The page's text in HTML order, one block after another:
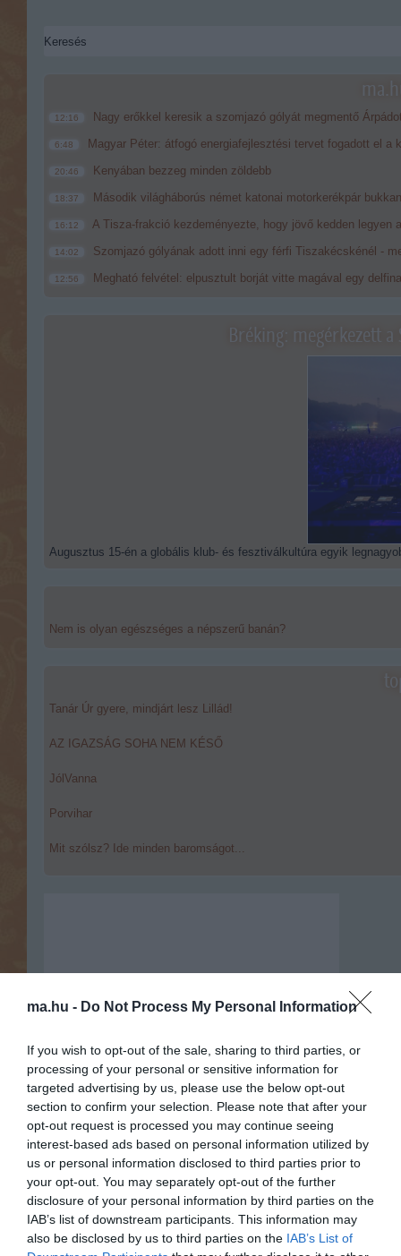
ma.hu - Do Not Process My Personal Information
If you wish to opt-out of the sale, sharing to third parties, or
processing of your personal or sensitive information for
targeted advertising by us, please use the below opt-out
section to confirm your selection. Please note that after your
opt-out request is processed you may continue seeing
interest-based ads based on personal information utilized by
us or personal information disclosed to third parties prior to
your opt-out. You may separately opt-out of the further
disclosure of your personal information by third parties on the
IAB’s list of downstream participants. This information may
also be disclosed by us to third parties on the IAB’s List of
12:16 Nagy erőkkel keresik a szomjazó gólyát megmentő
6:48 Magyar Péter: átfogó energiafejlesztési tervet fogadott el a
20:46 Kenyában bezzeg minden zöldebb
18:37 Második világháborús német katonai motorkerékpár
16:12 A Tisza-frakció kezdeményezte, hogy jövő kedden legyen
14:02 Szomjazó gólyának adott inni egy férfi Tiszakécskénél -
12:56 Megható felvétel: elpusztult borját vitte magával egy
Bréking: megérkezett
Augusztus 15-én a globális klub- és fesztiválkultúra egyik
Nem is olyan egészséges a népszerű banán?
Tanár Úr gyere, mindjárt lesz Lillád!
AZ IGAZSÁG SOHA NEM KÉSŐ
JólVanna
Porvihar
Mit szólsz? Ide minden baromságot...
Portál szoftver és szerkesztőségi
•Médiaajánlat és hirdetési akciók•Impresszum• Adatvédelmi